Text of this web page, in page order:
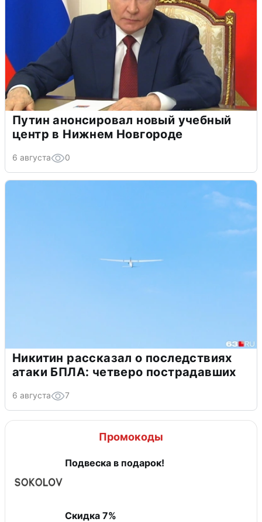
Путин анонсировал новый учебный
центр в Нижнем Новгороде
6 августа 0
Никитин рассказал о последствиях
атаки БПЛА: четверо пострадавших
6 августа 7
Промокоды
Подвеска в подарок!
​Скидка 7%